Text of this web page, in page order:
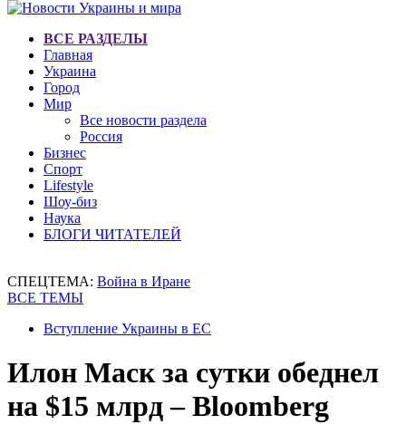
ВСЕ РАЗДЕЛЫ
Главная
Украина
Город
Мир
Все новости раздела
Россия
Бизнес
Спорт
Lifestyle
Шоу-биз
Наука
БЛОГИ ЧИТАТЕЛЕЙ
СПЕЦТЕМА: Война в Иране
ВСЕ ТЕМЫ
Вступление Украины в ЕС
Илон Маск за сутки обеднел
на $15 млрд – Bloomberg